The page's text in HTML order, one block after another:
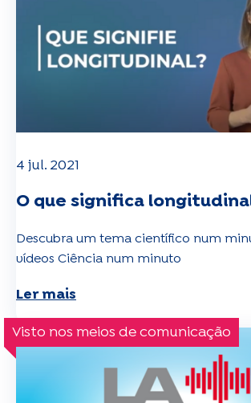
4 jul. 2021
O que significa
Descubra um tema científico num
vídeos Ciência num minuto
Ler mais
Visto nos meios de comunicação